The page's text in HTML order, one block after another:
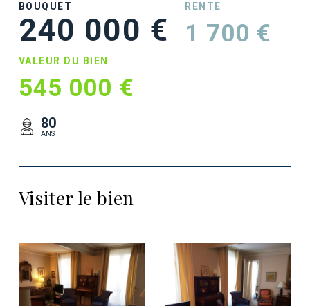
BOUQUET
240 000 €
RENTE
1 700 €
VALEUR DU BIEN
545 000 €
80
ANS
Visiter le bien